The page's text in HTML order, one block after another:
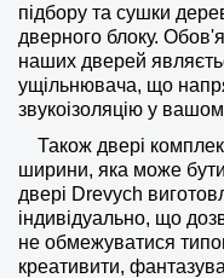
підбору та сушки
дверного блоку.
наших дверей
ущільнювача, що
звукоізоляцію у
Також двері
ширини, яка може
двері Drevych
індивідуально, що
не обмежуватися
креативити,